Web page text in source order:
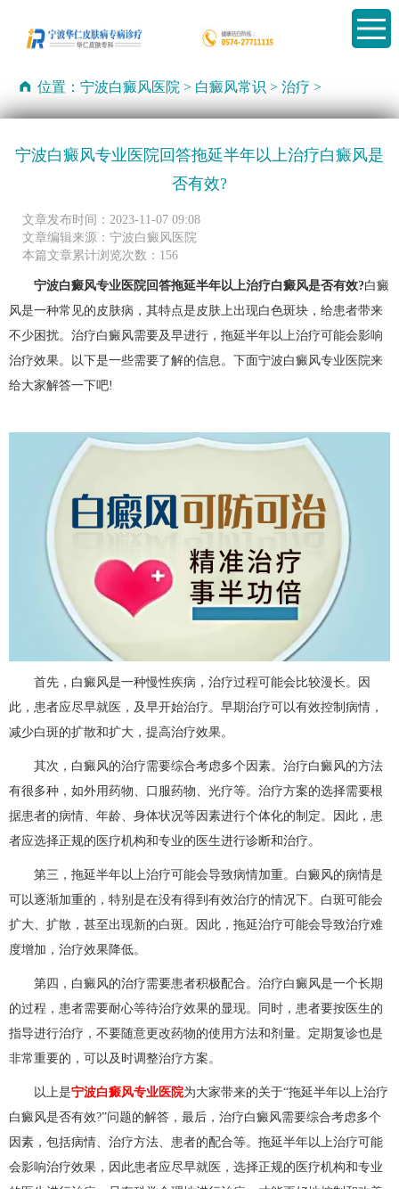
位置：宁波白癜风医院 > 白癜风常识 >治疗 >
宁波白癜风专业医院回答拖延半年以上治疗白癜风是
否有效?
文章发布时间：2023-11-07 09:08
文章编辑来源：宁波白癜风医院
本篇文章累计浏览次数：156
宁波白癜风专业医院回答拖延半年以上治疗白癜风是否有效?白癜
风是一种常见的皮肤病，其特点是皮肤上出现白色斑块，给患者带来
不少困扰。治疗白癜风需要及早进行，拖延半年以上治疗可能会影响
治疗效果。以下是一些需要了解的信息。下面宁波白癜风专业医院来
给大家解答一下吧!
首先，白癜风是一种慢性疾病，治疗过程可能会比较漫长。因
此，患者应尽早就医，及早开始治疗。早期治疗可以有效控制病情，
减少白斑的扩散和扩大，提高治疗效果。
其次，白癜风的治疗需要综合考虑多个因素。治疗白癜风的方法
有很多种，如外用药物、口服药物、光疗等。治疗方案的选择需要根
据患者的病情、年龄、身体状况等因素进行个体化的制定。因此，患
者应选择正规的医疗机构和专业的医生进行诊断和治疗。
第三，拖延半年以上治疗可能会导致病情加重。白癜风的病情是
可以逐渐加重的，特别是在没有得到有效治疗的情况下。白斑可能会
扩大、扩散，甚至出现新的白斑。因此，拖延治疗可能会导致治疗难
度增加，治疗效果降低。
第四，白癜风的治疗需要患者积极配合。治疗白癜风是一个长期
的过程，患者需要耐心等待治疗效果的显现。同时，患者要按医生的
指导进行治疗，不要随意更改药物的使用方法和剂量。定期复诊也是
非常重要的，可以及时调整治疗方案。
以上是宁波白癜风专业医院为大家带来的关于“拖延半年以上治疗
白癜风是否有效?”问题的解答，最后，治疗白癜风需要综合考虑多个
因素，包括病情、治疗方法、患者的配合等。拖延半年以上治疗可能
会影响治疗效果，因此患者应尽早就医，选择正规的医疗机构和专业